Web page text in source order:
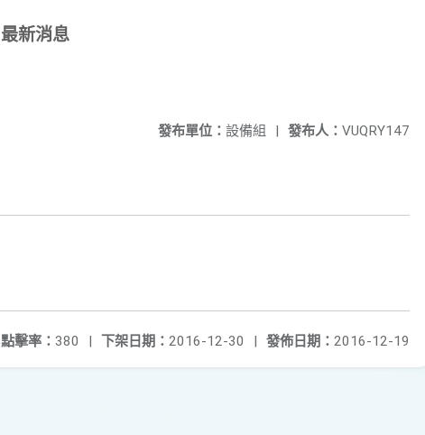
最新消息
發布人： VUQRY147
發布單位： 設備組 |
發佈日期： 2016-12-19
下架日期： 2016-12-30 |
點擊率： 380 |